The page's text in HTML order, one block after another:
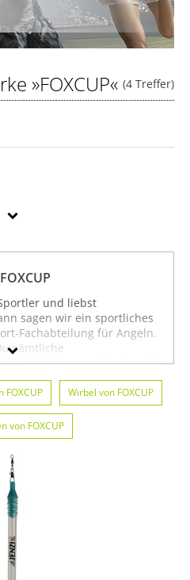
(4 Treffer)
»FOXCUP«
und liebst
sagen wir ein sportliches
Fachabteilung für Angeln.
sämtliche
aus unserem Sortiment.
von FOXCUPoder
Oder Du schaust
auf unserer Seite mit
vonFOXCUP
Angeln von FOXCUP
weiter viel Spaß und
FOXCUP Wirbel von FOXCUP
von FOXCUP
von FOXCUP